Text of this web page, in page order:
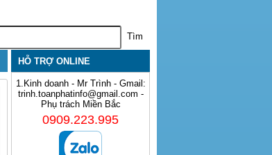
HỖ TRỢ ONLINE
1.Kinh doanh - Mr Trình - Gmail:
trinh.toanphatinfo@gmail.com -
Phụ trách Miền Bắc
0909.223.995